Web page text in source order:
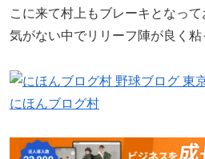
こに来て村上もブレーキとなっ
気がない中でリリーフ陣が良く粘
にほんブログ村